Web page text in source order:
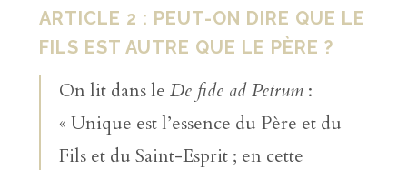
ARTICLE 2 : PEUT-ON DIRE QUE LE
FILS EST AUTRE QUE LE PÈRE ?
On lit dans le De fide ad Petrum:
« Unique est l’essence du Père et du
Fils et du Saint-Esprit ; en cette